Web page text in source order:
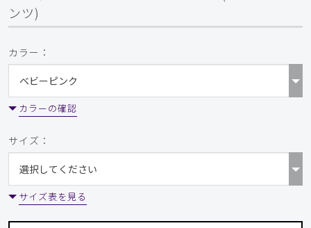
ンツ)
カラー：
カラーの確認
サイズ：
サイズ表を見る